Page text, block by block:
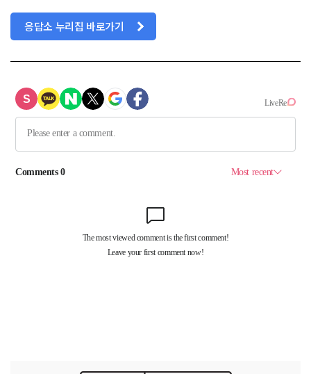
응답소 누리집 바로가기